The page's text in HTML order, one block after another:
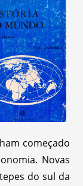
começado
Novas
do sul da